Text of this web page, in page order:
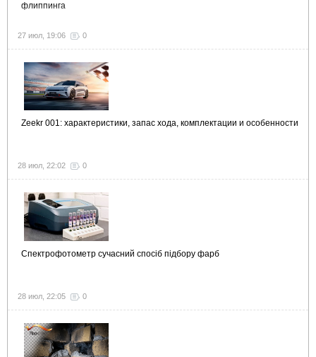
флиппинга
27 июл, 19:06 0
Zeekr 001: характеристики, запас хода, комплектации и особенности
28 июл, 22:02 0
Спектрофотометр сучасний спосіб підбору фарб
28 июл, 22:05 0